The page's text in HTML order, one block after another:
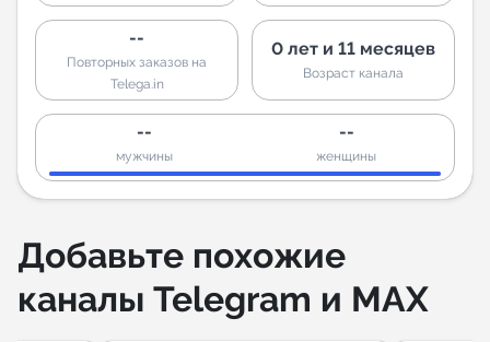
--
Повторных заказов на
Telega.in
0 лет и 11 месяцев
Возраст канала
--
мужчины
--
женщины
Добавьте похожие
каналы Telegram и MAX